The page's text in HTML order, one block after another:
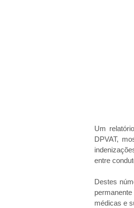
Um
DPVAT,
entre
Destes
médicas e